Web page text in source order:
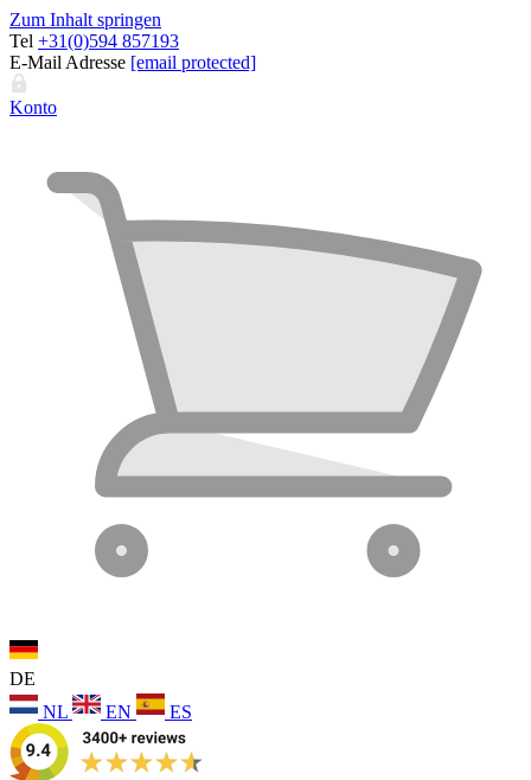
Zum Inhalt springen
Tel +31(0)594 857193
E-Mail Adresse [email protected]
Konto
DE
NL
EN ES